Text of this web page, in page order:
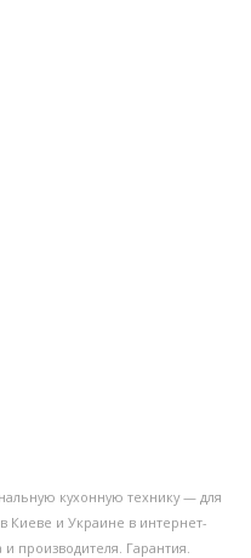
кухонную технику — для
Киеве и Украине в интернет-
производителя. Гарантия.